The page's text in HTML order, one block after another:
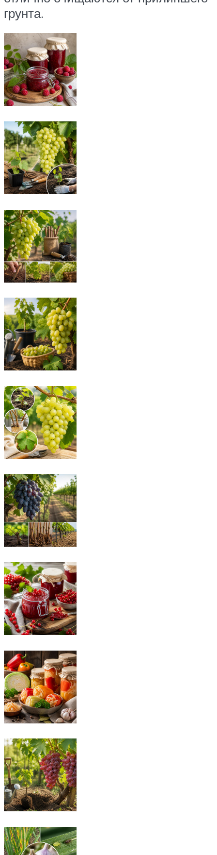
грунта.